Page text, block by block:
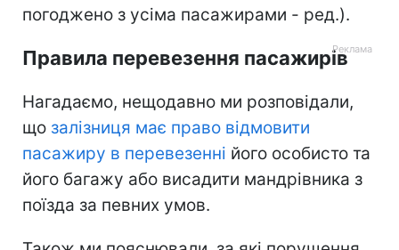
погоджено з усіма пасажирами - ред.).
Правила перевезення пасажирів
Нагадаємо, нещодавно ми розповідали,
що залізниця має право відмовити
пасажиру в перевезенні його особисто та
його багажу або висадити мандрівника з
поїзда за певних умов.